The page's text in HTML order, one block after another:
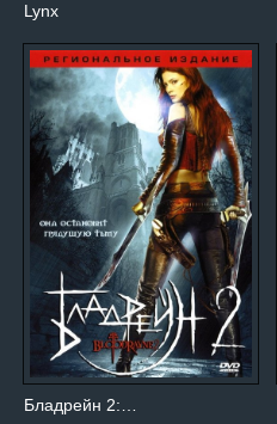
Lynx
Бладрейн 2:…